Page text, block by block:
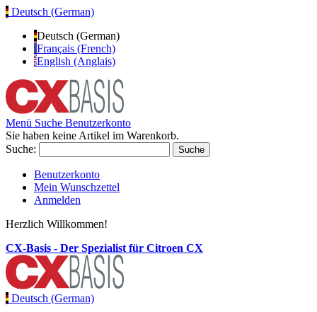
Deutsch (German)
Deutsch (German)
Français (French)
English (Anglais)
Menü Suche Benutzerkonto
Sie haben keine Artikel im Warenkorb.
Suche:
Suche
Benutzerkonto
Mein Wunschzettel
Anmelden
Herzlich Willkommen!
CX-Basis - Der Spezialist für Citroen CX
Deutsch (German)